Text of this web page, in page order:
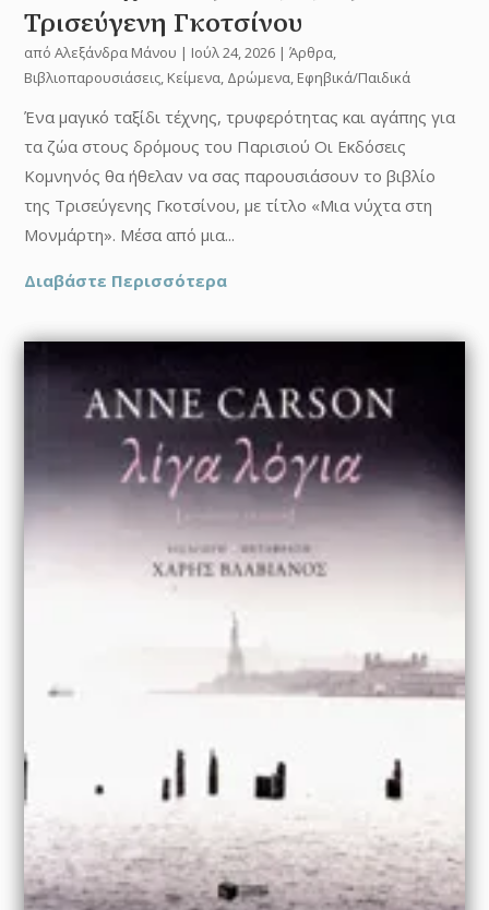
Τρισεύγενη Γκοτσίνου
απόΑλεξάνδρα Μάνου | Ιούλ 24, 2026 |Άρθρα,
Βιβλιοπαρουσιάσεις, Κείμενα, Δρώμενα, Εφηβικά/Παιδικά
Ένα μαγικό ταξίδι τέχνης, τρυφερότητας και αγάπης για
τα ζώα στους δρόμους του Παρισιού Οι Εκδόσεις
Κομνηνός θα ήθελαν να σας παρουσιάσουν το βιβλίο
της Τρισεύγενης Γκοτσίνου, με τίτλο «Μια νύχτα στη
Μονμάρτη». Μέσα από μια...
Διαβάστε Περισσότερα